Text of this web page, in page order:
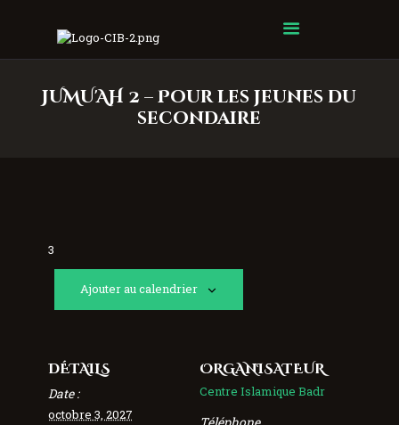
JUMU'AH 2 – Pour les jeunes du
secondaire
Centre Islamique Badr
3
Ajouter au calendrier
DÉTAILS
Date :
octobre 3, 2027
ORGANISATEUR
Centre Islamique Badr
Téléphone